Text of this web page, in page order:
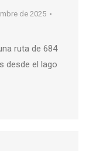
de 2025
ruta de 684
desde el lago